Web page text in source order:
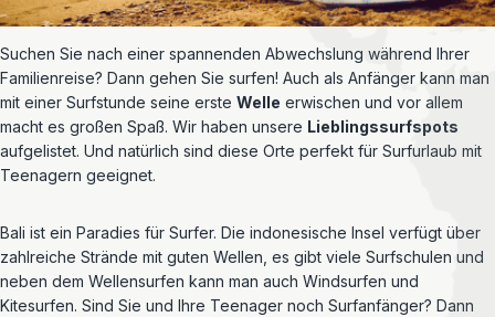
Suchen Sie nach einer spannenden Abwechslung während Ihrer
Familienreise? Dann gehen Sie surfen! Auch als Anfänger kann man
mit einer Surfstunde seine erste Welle erwischen und vor allem
macht es großen Spaß. Wir haben unsere Lieblingssurfspots
aufgelistet. Und natürlich sind diese Orte perfekt für Surfurlaub mit
Teenagern geeignet.
Bali ist ein Paradies für Surfer. Die indonesische Insel verfügt über
zahlreiche Strände mit guten Wellen, es gibt viele Surfschulen und
neben dem Wellensurfen kann man auch Windsurfen und
Kitesurfen. Sind Sie und Ihre Teenager noch Surfanfänger? Dann